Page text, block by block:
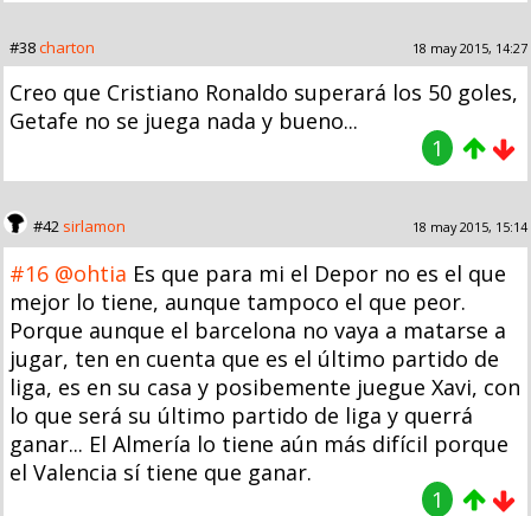
#38charton 18 may 2015, 14:27
Creo que Cristiano Ronaldo superará los 50 goles,
Getafe no se juega nada y bueno...
1
#42 sirlamon 18 may 2015, 15:14
#16 @ohtia Es que para mi el Depor no es el que
mejor lo tiene, aunque tampoco el que peor.
Porque aunque el barcelona no vaya a matarse a
jugar, ten en cuenta que es el último partido de
liga, es en su casa y posibemente juegue Xavi, con
lo que será su último partido de liga y querrá
ganar... El Almería lo tiene aún más difícil porque
el Valencia sí tiene que ganar.
1